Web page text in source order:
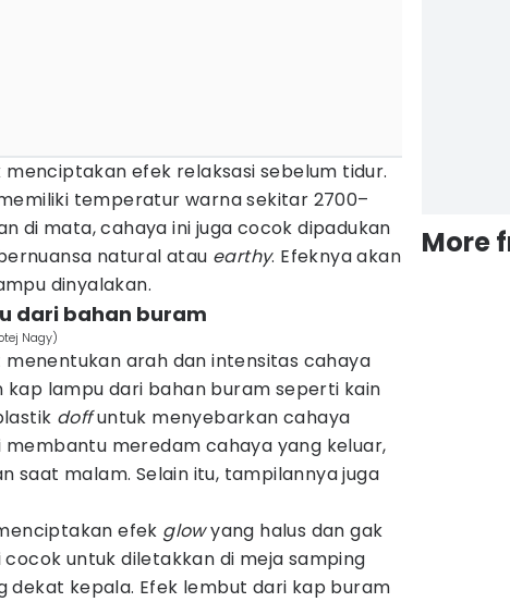
efek relaksasi sebelum tidur.
temperatur warna sekitar 2700–
di mata, cahaya ini juga cocok dipadukan
natural atau earthy. Efeknya akan
dinyalakan.
dari bahan buram
Nagy)
arah dan intensitas cahaya
kap lampu dari bahan buram seperti kain
doffuntuk menyebarkan cahaya
membantu meredam cahaya yang keluar,
saat malam. Selain itu, tampilannya juga
efek glowyang halus dan gak
cocok untuk diletakkan di meja samping
dekat kepala. Efek lembut dari kap buram
More